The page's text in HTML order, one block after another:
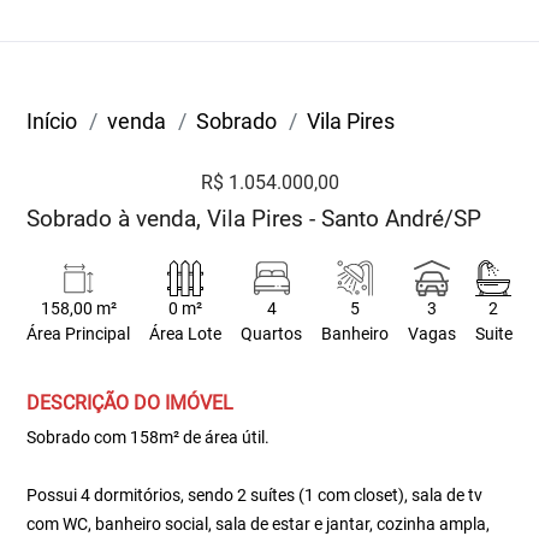
Início venda Sobrado Vila Pires
R$ 1.054.000,00
Sobrado à venda, Vila Pires - Santo André/SP
158,00 m²
Área Principal
0 m²
Área Lote
4
Quartos
5
Banheiro
3
Vagas
2
Suite
DESCRIÇÃO DO IMÓVEL
Sobrado com 158m² de área útil.
Possui 4 dormitórios, sendo 2 suítes (1 com closet), sala de tv
com WC, banheiro social, sala de estar e jantar, cozinha ampla,